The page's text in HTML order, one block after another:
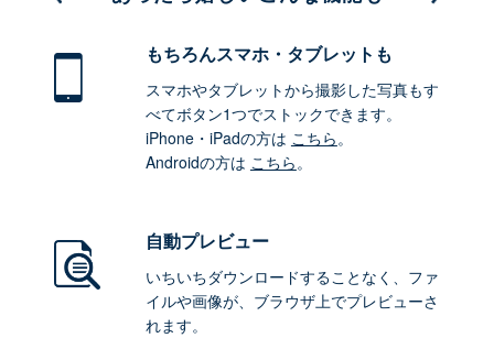
もちろんスマホ・タブレットも
スマホやタブレットから撮影した写真もす
べてボタン1つでストックできます。
iPhone・iPadの方は こちら。
Androidの方は こちら。
自動プレビュー
いちいちダウンロードすることなく、ファ
イルや画像が、ブラウザ上でプレビューさ
れます。